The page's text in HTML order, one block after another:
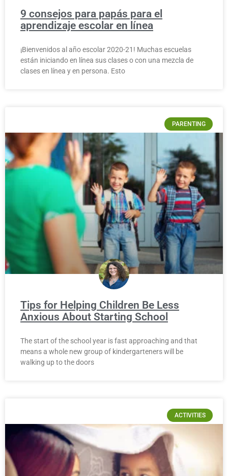
9 consejos para papás para el
aprendizaje escolar en línea
¡Bienvenidos al año escolar 2020-21! Muchas escuelas
están iniciando en línea sus clases o con una mezcla de
clases en línea y en persona. Esto
PARENTING
Tips for Helping Children Be Less
Anxious About Starting School
The start of the school year is fast approaching and that
means a whole new group of kindergarteners will be
walking up to the doors
ACTIVITIES